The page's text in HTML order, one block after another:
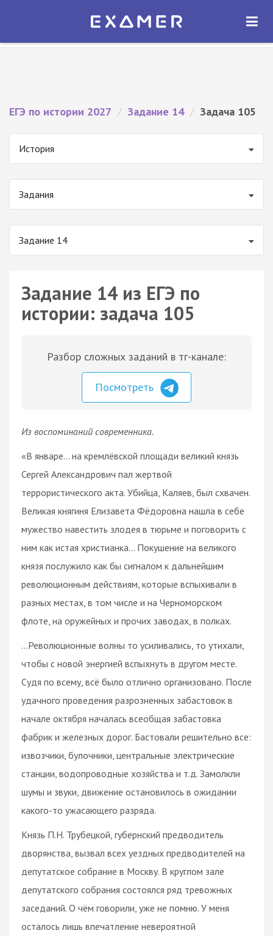
Экзамер — ЕГЭ 2027
ОТКРЫТЬ
ЕГЭ по истории 2027 / Задание 14 / Задача 105
История
Задания
Задание 14
Задание 14 из ЕГЭ по
истории: задача 105
Разбор сложных заданий в тг-канале:
Посмотреть
Из воспоминаний современника.
«В январе… на кремлёвской площади великий князь
Сергей Александрович пал жертвой
террористического акта. Убийца, Каляев, был схвачен.
Великая княгиня Елизавета Фёдоровна нашла в себе
мужество навестить злодея в тюрьме и поговорить с
ним как истая христианка… Покушение на великого
князя послужило как бы сигналом к дальнейшим
революционным действиям, которые вспыхивали в
разных местах, в том числе и на Черноморском
флоте, на оружейных и прочих заводах, в полках.
…Революционные волны то усиливались, то утихали,
чтобы с новой энергией вспыхнуть в другом месте.
Судя по всему, всё было отлично организовано. После
удачного проведения разрозненных забастовок в
начале октября началась всеобщая забастовка
фабрик и железных дорог. Бастовали решительно все:
извозчики, булочники, центральные электрические
станции, водопроводные хозяйства и т.д. Замолкли
шумы и звуки, движение остановилось в ожидании
какого-то ужасающего разряда.
Князь П.Н. Трубецкой, губернский предводитель
дворянства, вызвал всех уездных предводителей на
депутатское собрание в Москву. В круглом зале
депутатского собрания состоялся ряд тревожных
заседаний. О чём говорили, уже не помню. У меня
осталось лишь впечатление невероятной